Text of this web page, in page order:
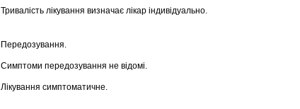
Тривалість лікування визначає лікар індивідуально.
Передозування.
Симптоми передозування не відомі.
Лікування симптоматичне.